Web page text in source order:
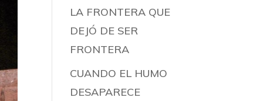
LA FRONTERA QUE
DEJÓ DE SER
FRONTERA
CUANDO EL HUMO
DESAPARECE